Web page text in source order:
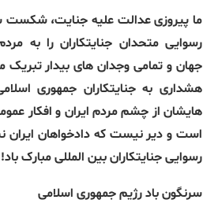
ما پیروزی عدالت علیه جنایت، شکست
رسوایی متحدان جنایتکاران را به
جهان و تمامی وجدان های بیدار تبریک
هشداری به جنایتکاران جمهوری
هایشان از چشم مردم ایران و افکار
است و دیر نیست که دادخواهان ایران
رسوایی جنایتکاران بین المللی مبارک باد!
سرنگون باد رژیم جمهوری اسلامی